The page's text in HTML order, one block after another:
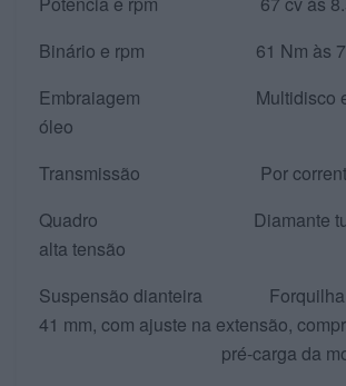
Binário e rpm 61 Nm às
Embraiagem Multidisco em
óleo
Transmissão Por
Quadro Diamante
alta tensão
Suspensão dianteira Forquilha
41 mm, com ajuste na extensão,
pré-carga da